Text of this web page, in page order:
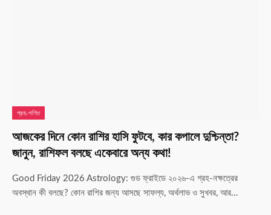
গ্রহ-গণিত
আজকের দিনে কোন রাশির হাসি ফুটবে, কার কপালে দুশ্চিন্তা?
জানুন, রাশিফল বলছে একেবারে অন্য কথা!
Good Friday 2026 Astrology: গুড ফ্রাইডে ২০২৬-এ গ্রহ-নক্ষত্রের
অবস্থান কী বলছে? কোন রাশির জন্য আসছে সাফল্য, অর্থলাভ ও সুখবর, আর…